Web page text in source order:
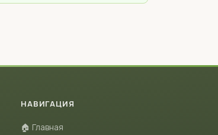
НАВИГАЦИЯ
🏠 Главная